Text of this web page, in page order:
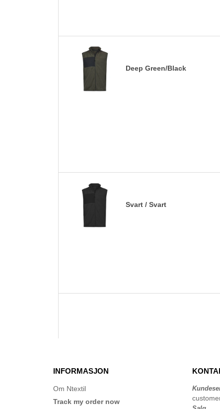
Deep Green/Black
Svart / Svart
INFORMASJON
Om Ntextil
Track my order now